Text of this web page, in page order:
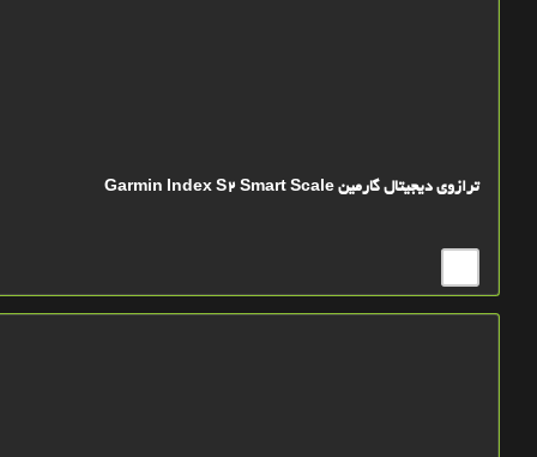
ترازوی دیجیتال گارمین Garmin Index S2 Smart Scale